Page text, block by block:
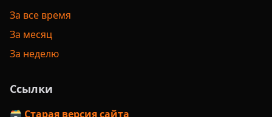
За все время
За месяц
За неделю
Ссылки
🗃️ Старая версия сайта